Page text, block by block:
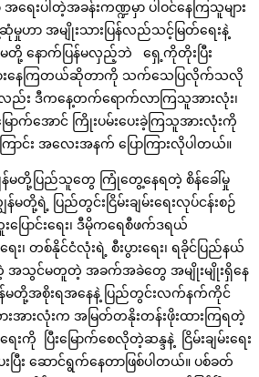
ာ အရေးပါတဲ့အခန်းကဏ္ဍမှာ ပါဝင်နေကြသူများ
ဟာ အမျိုးသားပြန်လည်သင့်မြတ်ရေးနဲ့
န်မတို့ နောက်ပြန်မလှည့်ဘဲ ရှေ့ကိုတိုးပြီး
ားနေကြတယ်ဆိုတာကို သက်သေပြလိုက်သလို
ည်း ဒီကနေ့တက်ရောက်လာကြသူအားလုံး၊
ောက်အောင် ကြိုးပမ်းပေးခဲ့ကြသူအားလုံးကို
ောင်း အလေးအနက် ပြောကြားလိုပါတယ်။
န်မတို့ပြည်သူတွေ ကြုံတွေ့နေရတဲ့ စိန်ခေါ်မှု
ရဲ့ ပြည်တွင်းငြိမ်းချမ်းရေးလုပ်ငန်းစဉ်
ြောင်းရေး၊ ဒီမိုကရေစီဖက်ဒရယ်
၊ တစ်နိုင်ငံလုံးရဲ့ စီးပွားရေး၊ ရခိုင်ပြည်နယ်
တဲ့ အသွင်မတူတဲ့ အခက်အခဲတွေ အမျိုးမျိုးရှိနေ
မတို့အစိုးရအနေနဲ့ ပြည်တွင်းလက်နက်ကိုင်
သားအားလုံးက အမြတ်တနိုးတန်းဖိုးထားကြရတဲ့
ပြီးမြောက်စေလိုတဲ့ဆန္ဒနဲ့ ငြိမ်းချမ်းရေး
ပြီး ဆောင်ရွက်နေတာဖြစ်ပါတယ်။ ပစ်ခတ်